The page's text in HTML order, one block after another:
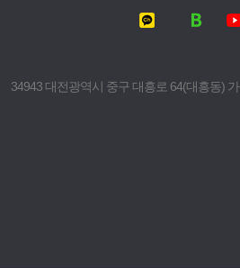
은평성모병원
34943 대전광역시 중구 대흥로 64(대흥동)